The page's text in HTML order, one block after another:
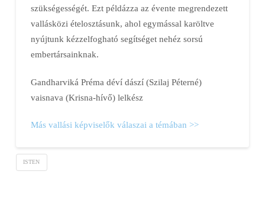
szükségességét. Ezt példázza az évente megrendezett
vallásközi ételosztásunk, ahol egymással karöltve
nyújtunk kézzelfogható segítséget nehéz sorsú
embertársainknak.
Gandharviká Préma déví dászí (Szilaj Péterné)
vaisnava (Krisna-hívő) lelkész
Más vallási képviselők válaszai a témában >>
ISTEN